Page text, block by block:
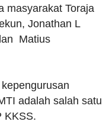
masyarakat Toraja
Jonathan L
Matius
adalah salah satu
KKSS.